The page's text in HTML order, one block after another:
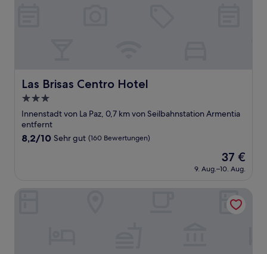
Las Brisas Centro Hotel
Las Brisas Centro Hotel
3.0-
Sterne-
Unterkunft
Innenstadt von La Paz, 0,7 km von Seilbahnstation Armentia
entfernt
8.2
(160
8,2/10 Sehr gut (160 Bewertungen)
Der
Preis
beträgt
37 €
9. Aug.–10. Aug.